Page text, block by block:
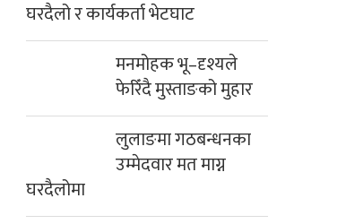
घरदैलो र कार्यकर्ता भेटघाट
मनमोहक भू–दृश्यले
फेरिँदै मुस्ताङको मुहार
लुलाङमा गठबन्धनका
उम्मेदवार मत माग्न
घरदैलोमा